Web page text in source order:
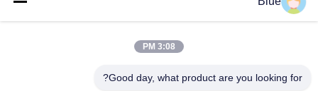
Wisecard Technology Co., Ltd. . همه حقوق محفوظ است
3:08 PM
Good day, what product are you looking for?